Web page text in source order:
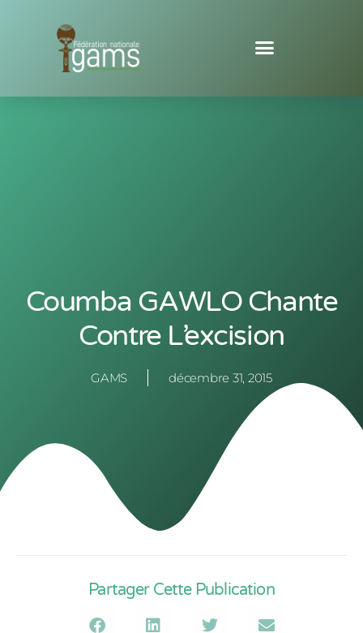
Coumba GAWLO Chante
Contre L’excision
GAMS décembre 31, 2015
Partager Cette Publication